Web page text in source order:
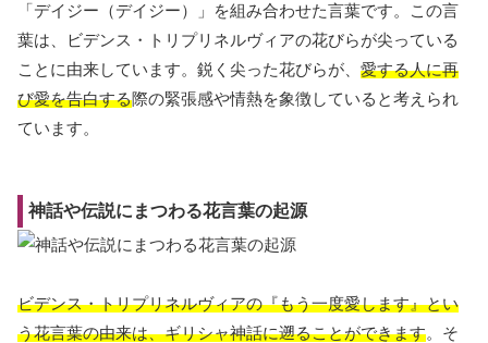
「デイジー（デイジー）」を組み合わせた言葉です。この言
葉は、ビデンス・トリプリネルヴィアの花びらが尖っている
ことに由来しています。鋭く尖った花びらが、 愛する人に再
び愛を告白する際の緊張感や情熱を象徴していると考えられ
ています。
神話や伝説にまつわる花言葉の起源
ビデンス・トリプリネルヴィアの『もう一度愛します』とい
う花言葉の由来は、ギリシャ神話に遡ることができます。そ